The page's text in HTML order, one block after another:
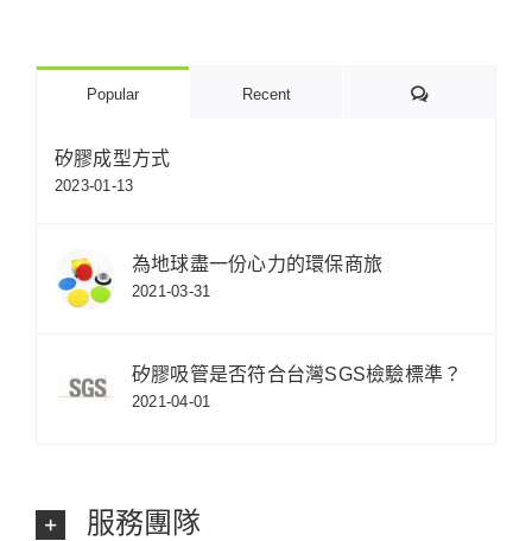
Popular Recent Comments
矽膠成型方式
2023-01-13
為地球盡一份心力的環保商旅
2021-03-31
矽膠吸管是否符合台灣SGS檢驗標準？
2021-04-01
服務團隊